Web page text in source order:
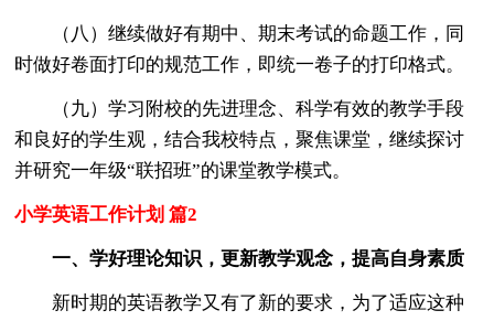
（八）继续做好有期中、期末考试的命题工作，同
时做好卷面打印的规范工作，即统一卷子的打印格式。
（九）学习附校的先进理念、科学有效的教学手段
和良好的学生观，结合我校特点，聚焦课堂，继续探讨
并研究一年级“联招班”的课堂教学模式。
小学英语工作计划 篇2
一、学好理论知识，更新教学观念，提高自身素质
新时期的英语教学又有了新的要求，为了适应这种